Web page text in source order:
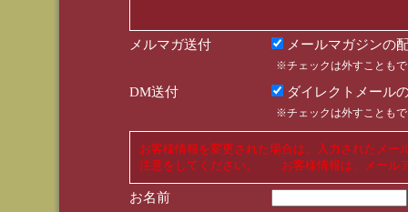
メルマガ送付 メールマガジンの
※チェックは外すことも
DM送付 ダイレクトメール
※チェックは外すことも
お客様情報を変更された場合は、入力されたメ
注意をしてください。 お客様情報は、メール
お名前